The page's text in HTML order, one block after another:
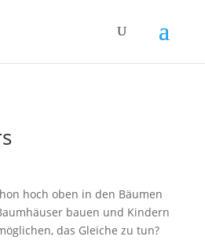
hoch oben in den Bäumen
bauen und Kindern
das Gleiche zu tun?